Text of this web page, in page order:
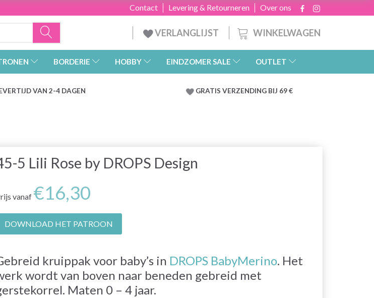
Over ons
Levering & Retourneren
Contact
WINKELWAGEN
VERLANGLIJST
BORDERIE HOBBY EINDZOMER SALE OUTLET
VAN 2-4 DAGEN GRATIS VERZENDING BIJ 69 €
5 Lili Rose by DROPS Design
vanaf €16,30
DOWNLOAD HET PATROON
kruippak voor baby’s in DROPS BabyMerino. Het
wordt van boven naar beneden gebreid met
Maten 0 – 4 jaar.